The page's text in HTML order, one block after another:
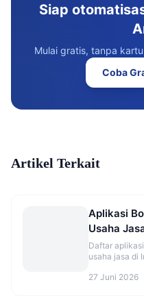
Siap
Mulai gratis, tanpa
Coba
Artikel Terkait
Aplikasi
Usaha
Daftar
usaha jasa di
27 Juni 2026